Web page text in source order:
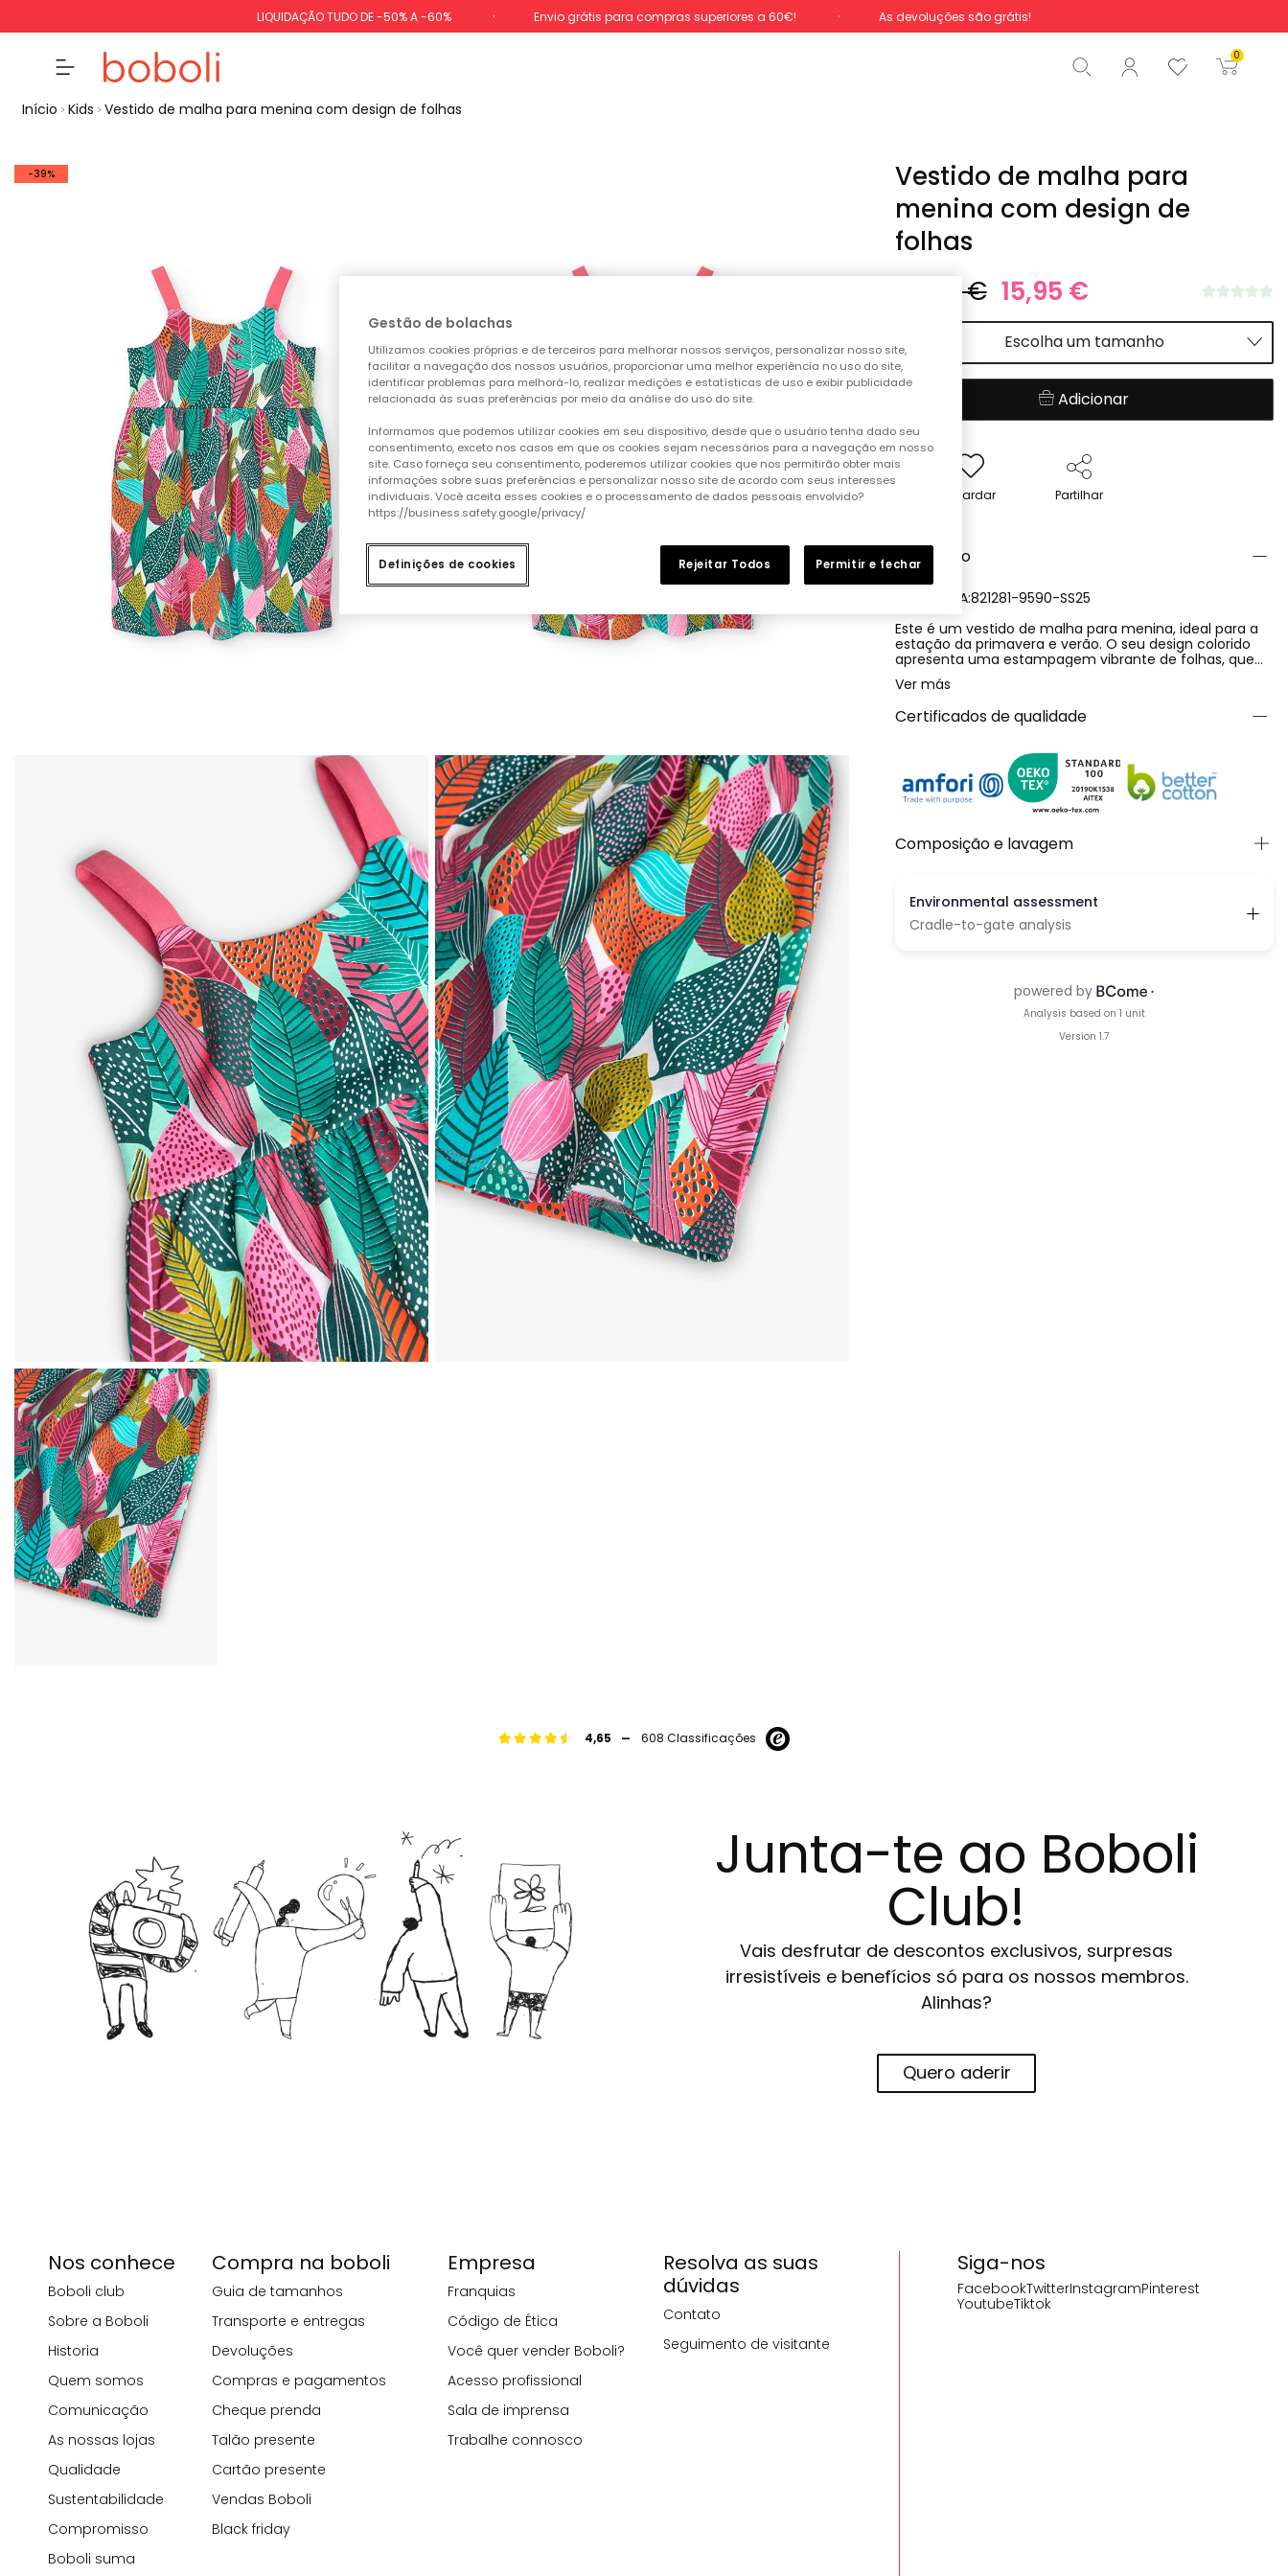
LIQUIDAÇÃO TUDO DE -50% A -60% Envio grátis para compras superiores a 60€! As devoluções são grátis!
0
Total 0,00 €
Iniciar ordem
Início Kids Vestido de malha para menina com design de folhas
-39%
Vestido de malha para
menina com design de
folhas
25,95 € 15,95 €
Escolha um tamanho
Adicionar
Guardar Partilhar
Descrição
REFERÊNCIA:821281-9590-SS25
Este é um vestido de malha para menina, ideal para a
estação da primavera e verão. O seu design colorido
apresenta uma estampagem vibrante de folhas, que
adiciona um toque divertido e fresco. Fabricado num
tecido leve e confortável, é perfeito para os dias
quentes. O vestido está disponível num intervalo
contínuo de tamanhos desde 2 até 16 anos, o que o
alças são ajustáveis, permitindo uma melhor
adaptação. É uma peça versátil que pode ser
combinada com casacos leves ou acessórios para um
visual atraente e alegre.
Ver más
Certificados de qualidade
Composição e lavagem
4,65 - 608 Classificações
Junta-te ao Boboli
Club!
Vais desfrutar de descontos exclusivos, surpresas
irresistíveis e benefícios só para os nossos membros.
Alinhas?
Quero aderir
Siga-nos
FacebookTwitterInstagramPinterest
YoutubeTiktok
Nos conhece
Boboli club
Sobre a Boboli
Historia
Quem somos
Comunicação
As nossas lojas
Qualidade
Sustentabilidade
Compromisso
Boboli suma
Compra na boboli
Guia de tamanhos
Transporte e entregas
Devoluções
Compras e pagamentos
Cheque prenda
Talão presente
Cartão presente
Vendas Boboli
Black friday
Empresa
Franquias
Código de Ética
Você quer vender Boboli?
Acesso profissional
Sala de imprensa
Trabalhe connosco
Resolva as suas
dúvidas
Contato
Seguimento de visitante
Gestão de bolachas
Utilizamos cookies próprias e de terceiros para melhorar nossos serviços, personalizar nosso site,
facilitar a navegação dos nossos usuários, proporcionar uma melhor experiência no uso do site,
identificar problemas para melhorá-lo, realizar medições e estatísticas de uso e exibir publicidade
relacionada às suas preferências por meio da análise do uso do site.
Informamos que podemos utilizar cookies em seu dispositivo, desde que o usuário tenha dado seu
consentimento, exceto nos casos em que os cookies sejam necessários para a navegação em nosso
site. Caso forneça seu consentimento, poderemos utilizar cookies que nos permitirão obter mais
informações sobre suas preferências e personalizar nosso site de acordo com seus interesses
individuais. Você aceita esses cookies e o processamento de dados pessoais envolvido?
https://business.safety.google/privacy/
Definições de cookies Rejeitar Todos Permitir e fechar